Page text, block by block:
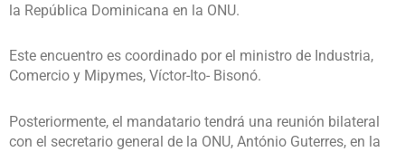
la República Dominicana en la ONU.
Este encuentro es coordinado por el ministro de Industria,
Comercio y Mipymes, Víctor-Ito- Bisonó.
Posteriormente, el mandatario tendrá una reunión bilateral
con el secretario general de la ONU, António Guterres, en la